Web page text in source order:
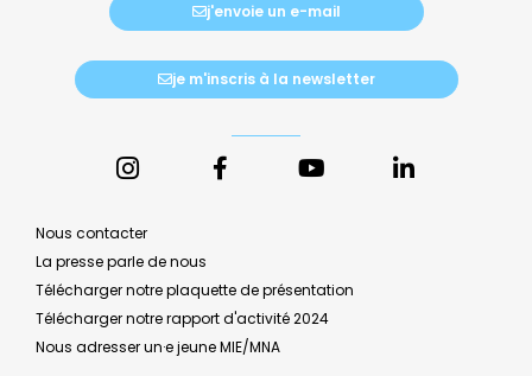
j'envoie un e-mail
je m'inscris à la newsletter
Nous contacter
La presse parle de nous
Télécharger notre plaquette de présentation
Télécharger notre rapport d'activité 2024
Nous adresser un·e jeune MIE/MNA